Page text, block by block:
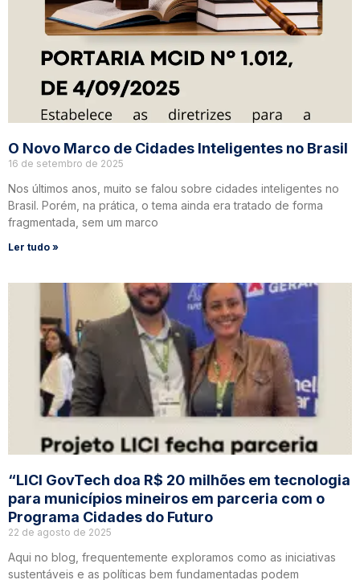
O Novo Marco de Cidades Inteligentes no Brasil
16 de setembro de 2025
Nos últimos anos, muito se falou sobre cidades inteligentes no
Brasil. Porém, na prática, o tema ainda era tratado de forma
fragmentada, sem um marco
Ler tudo »
“LICI GovTech doa R$ 20 milhões em tecnologia
para municípios mineiros em parceria com o
Programa Cidades do Futuro
22 de agosto de 2025
Aqui no blog, frequentemente exploramos como as iniciativas
sustentáveis e as políticas bem fundamentadas podem